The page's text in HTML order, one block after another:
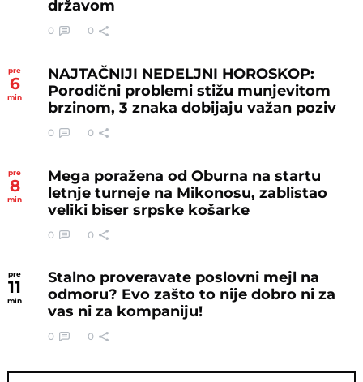
državom
0 0
pre
6
min
NAJTAČNIJI NEDELJNI HOROSKOP:
Porodični problemi stižu munjevitom
brzinom, 3 znaka dobijaju važan poziv
0 0
pre
8
min
Mega poražena od Oburna na startu
letnje turneje na Mikonosu, zablistao
veliki biser srpske košarke
0 0
pre
11
min
Stalno proveravate poslovni mejl na
odmoru? Evo zašto to nije dobro ni za
vas ni za kompaniju!
0 0